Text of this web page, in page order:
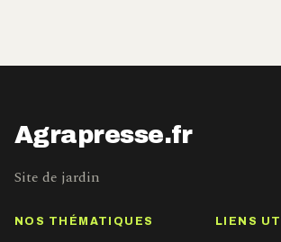
Agrapresse.fr
Site de jardin
NOS THÉMATIQUES LIENS